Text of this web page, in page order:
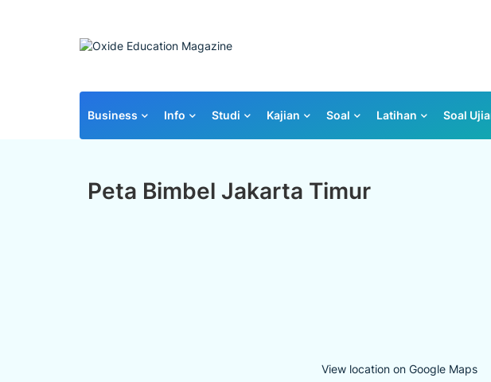
Business Info Studi Kajian Soal Latihan Soal
Peta Bimbel Jakarta Timur
View location on Google Maps